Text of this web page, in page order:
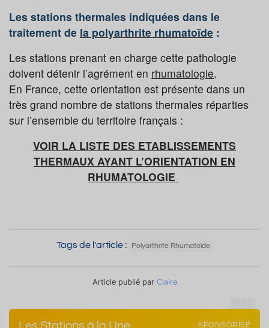
Les stations thermales indiquées dans le
traitement de la polyarthrite rhumatoïde :
Les stations prenant en charge cette pathologie
doivent détenir l’agrément en rhumatologie.
En France, cette orientation est présente dans un
très grand nombre de stations thermales réparties
sur l’ensemble du territoire français :
VOIR LA LISTE DES ETABLISSEMENTS
THERMAUX AYANT L’ORIENTATION EN
RHUMATOLOGIE
Tags de l'article : Polyarthrite Rhumatoide
Article publié par Claire
Les Stations à la Une SPONSORISÉ